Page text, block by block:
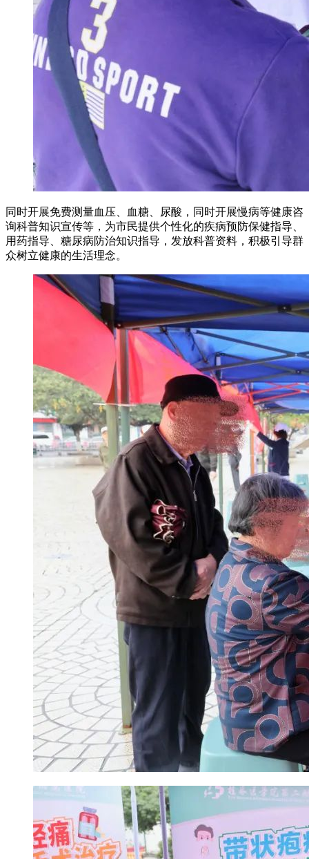
同时开展免费测量血压、血糖、尿酸，同时开展慢病等健康咨
询科普知识宣传等，为市民提供个性化的疾病预防保健指导、
用药指导、糖尿病防治知识指导，发放科普资料，积极引导群
众树立健康的生活理念。